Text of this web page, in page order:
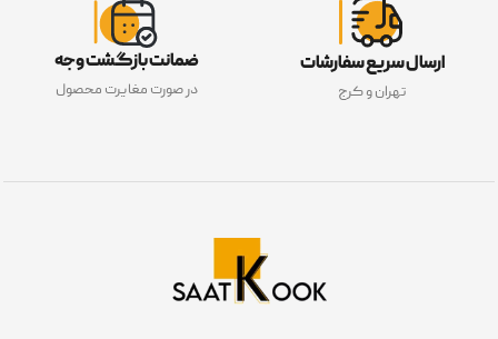
ارسال سریع سفارشات
تهران و کرج
ضمانت بازگشت وجه
در صورت مغایرت محصول